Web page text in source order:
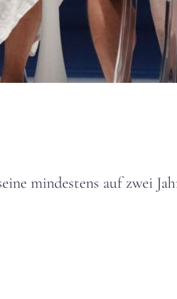
mindestens auf zwei